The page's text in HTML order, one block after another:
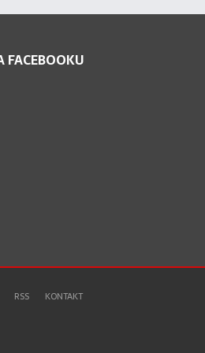
FACEBOOKU
RSS KONTAKT